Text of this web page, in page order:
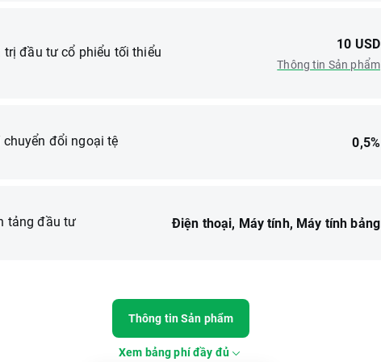
trị đầu tư cổ phiểu tối thiểu 10 USD
Thông tin Sản phẩm
chuyển đổi ngoại tệ 0,5%
tảng đầu tư Điện thoại, Máy tính, Máy tính bảng
Thông tin Sản phẩm
Xem bảng phí đầy đủ